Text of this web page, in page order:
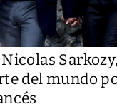
del mundo